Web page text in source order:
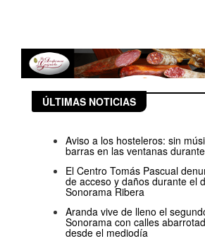
ÚLTIMAS NOTICIAS
Aviso a los hosteleros: sin
barras en las ventanas
El Centro Tomás Pascual
de acceso y daños durante el
Sonorama Ribera
Aranda vive de lleno el
Sonorama con calles
desde el mediodía